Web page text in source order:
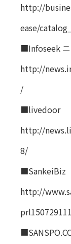
http://
ease/
■Infoseek ニ
http://
/
■livedoor
http://
8/
■SankeiBiz
http://